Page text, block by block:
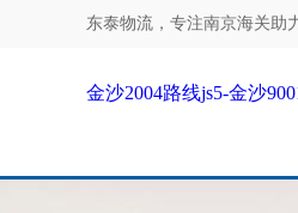
东泰物流，专注南京海关助
金沙2004路线js5-金沙